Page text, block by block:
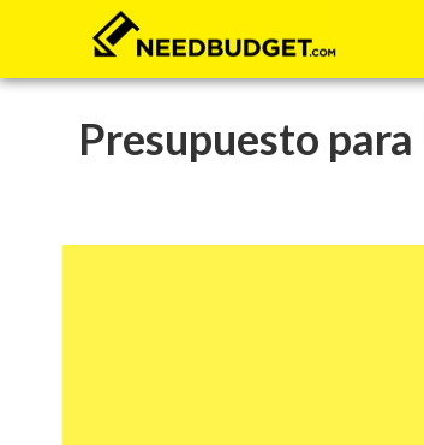
Presupuesto